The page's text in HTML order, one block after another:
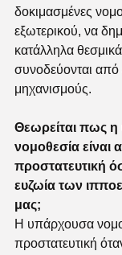
δοκιμασμένες
εξωτερικού, να
κατάλληλα
συνοδεύονται από
μηχανισμούς.
Θεωρείται πως
νομοθεσία είναι
προστατευτική
ευζωία των
μας;
Η υπάρχουσα
προστατευτική